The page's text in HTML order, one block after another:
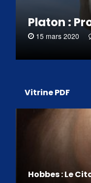
Platon :
15 mars 2020
Vitrine PDF
Hobbes : Le